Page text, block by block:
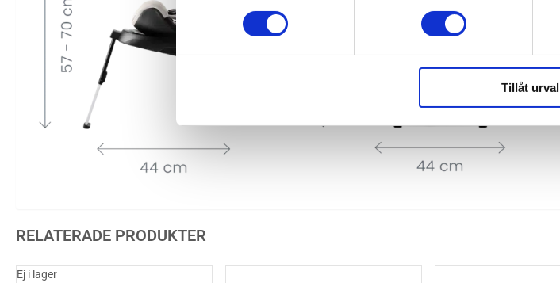
Tillåt urval
RELATERADE PRODUKTER
Ej i lager